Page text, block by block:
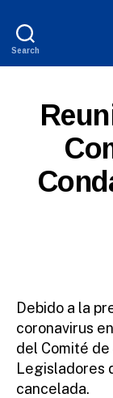
Search
Categories
SDebido a la
coronavirus
del Comité
Legisladores
cancelada.